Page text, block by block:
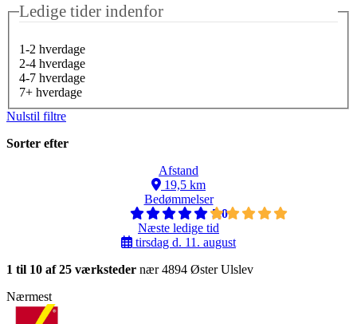
Ledige tider indenfor
1-2 hverdage
2-4 hverdage
4-7 hverdage
7+ hverdage
Nulstil filtre
Sorter efter
Afstand
19,5 km
Bedømmelser
5,0
Næste ledige tid
tirsdag d. 11. august
1 til 10 af 25 værksteder nær 4894 Øster Ulslev
Nærmest